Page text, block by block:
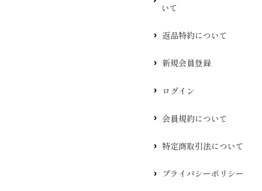
いて
返品特約について
新規会員登録
ログイン
会員規約について
特定商取引法について
プライバシーポリシー